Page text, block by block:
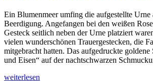
Ein Blumenmeer umfing die aufgestellte Urne
Beerdigung. Angefangen bei den weißen
Gesteck seitlich neben der Urne platziert
vielen wunderschönen Trauergestecken, die
mitgebracht hatten. Das aufgedruckte goldene
und Eisen“ auf der nachtschwarzen
weiterlesen